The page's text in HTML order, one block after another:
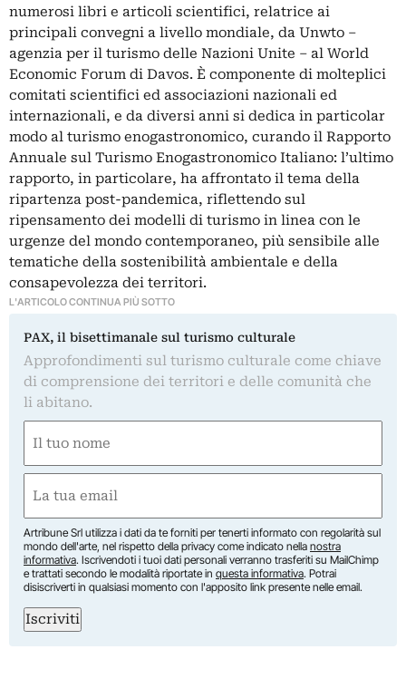
numerosi libri e articoli scientifici, relatrice ai
principali convegni a livello mondiale, da Unwto –
agenzia per il turismo delle Nazioni Unite – al World
Economic Forum di Davos. È componente di molteplici
comitati scientifici ed associazioni nazionali ed
internazionali, e da diversi anni si dedica in particolar
modo al turismo enogastronomico, curando il Rapporto
Annuale sul Turismo Enogastronomico Italiano: l’ultimo
rapporto, in particolare, ha affrontato il tema della
ripartenza post-pandemica, riflettendo sul
ripensamento dei modelli di turismo in linea con le
urgenze del mondo contemporaneo, più sensibile alle
tematiche della sostenibilità ambientale e della
consapevolezza dei territori.
L'ARTICOLO CONTINUA PIÙ SOTTO
PAX, il bisettimanale sul turismo culturale
Approfondimenti sul turismo culturale come chiave
di comprensione dei territori e delle comunità che
li abitano.
(Obbligatorio)
Nome
(Obbligatorio)
Artribune Srl utilizza i dati da te forniti per tenerti informato con regolarità sul
mondo dell'arte, nel rispetto della privacy come indicato nella nostra
informativa. Iscrivendoti i tuoi dati personali verranno trasferiti su MailChimp
e trattati secondo le modalità riportate in questa informativa. Potrai
disiscriverti in qualsiasi momento con l'apposito link presente nelle email.
Iscriviti